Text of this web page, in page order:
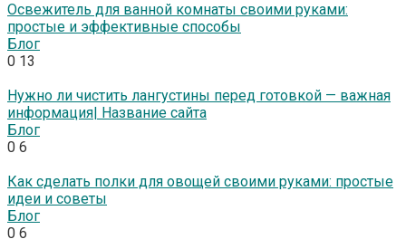
Освежитель для ванной комнаты своими руками:
простые и эффективные способы
Блог
0 13
Нужно ли чистить лангустины перед готовкой — важная
информация| Название сайта
Блог
0 6
Как сделать полки для овощей своими руками: простые
идеи и советы
Блог
0 6